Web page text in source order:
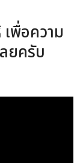
พื่อความ
ยครับ